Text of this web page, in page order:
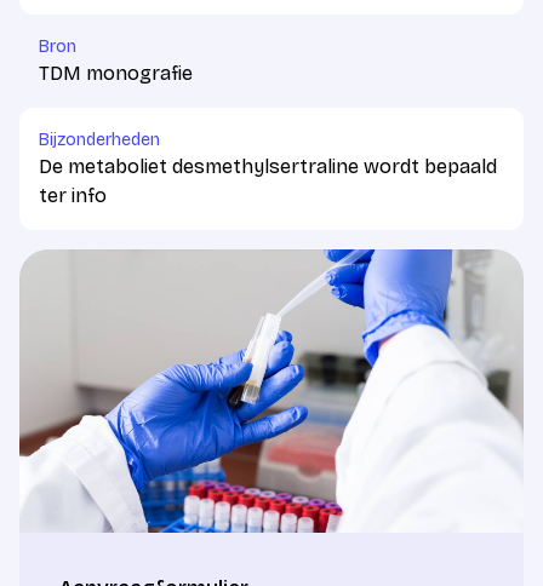
Bron
TDM monografie
Bijzonderheden
De metaboliet desmethylsertraline wordt bepaald
ter info